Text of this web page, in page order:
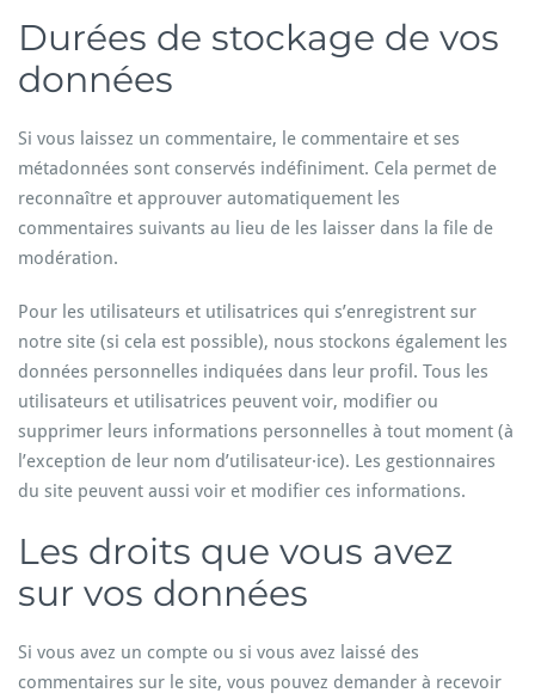
Durées de stockage de vos
données
Si vous laissez un commentaire, le commentaire et ses
métadonnées sont conservés indéfiniment. Cela permet de
reconnaître et approuver automatiquement les
commentaires suivants au lieu de les laisser dans la file de
modération.
Pour les utilisateurs et utilisatrices qui s’enregistrent sur
notre site (si cela est possible), nous stockons également les
données personnelles indiquées dans leur profil. Tous les
utilisateurs et utilisatrices peuvent voir, modifier ou
supprimer leurs informations personnelles à tout moment (à
l’exception de leur nom d’utilisateur·ice). Les gestionnaires
du site peuvent aussi voir et modifier ces informations.
Les droits que vous avez
sur vos données
Si vous avez un compte ou si vous avez laissé des
commentaires sur le site, vous pouvez demander à recevoir